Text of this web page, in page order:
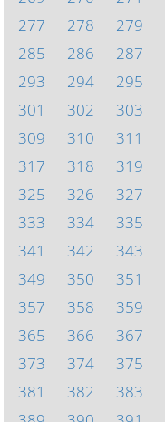
277
278 279
285
286 287
293
294 295
301
302 303
309
310 311
317
318 319
325
326 327
333
334 335
341
342 343
349
350 351
357
358 359
365
366 367
373
374 375
381
382 383